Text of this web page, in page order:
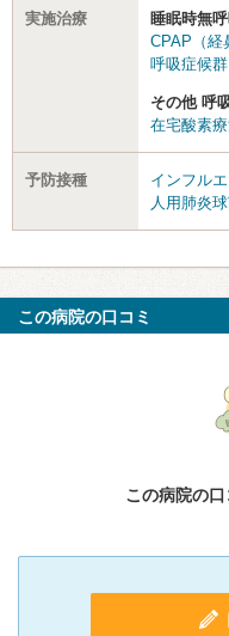
実施治療
睡眠時無
CPAP（経
呼吸症候
その他 呼
在宅酸素
予防接種 インフル
人用肺炎
この病院の口コミ
この病院の口